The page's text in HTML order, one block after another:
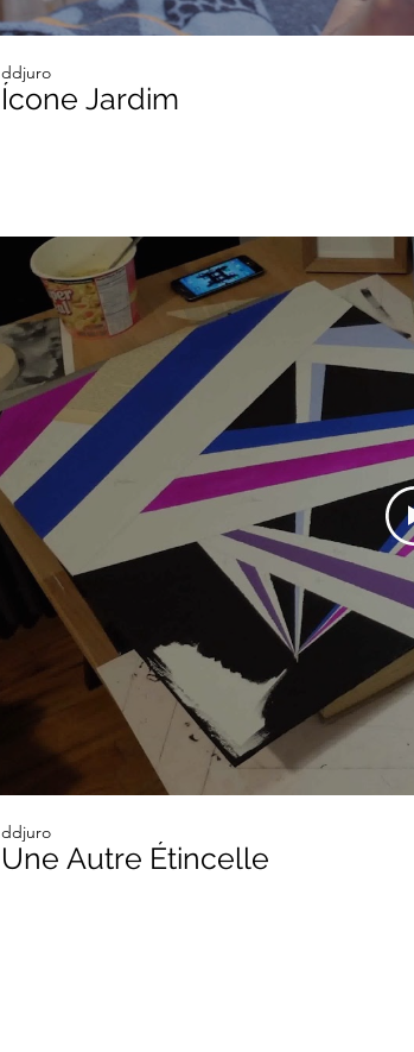
ddjuro
Ícone Jardim
ddjuro
Une Autre Étincelle